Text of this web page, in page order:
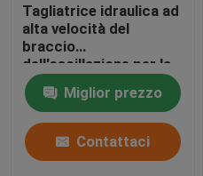
Tagliatrice idraulica ad
alta velocità del
braccio
dell'oscillazione per la
fabbricazione del
guanto di cuoio
Miglior prezzo
Contattaci